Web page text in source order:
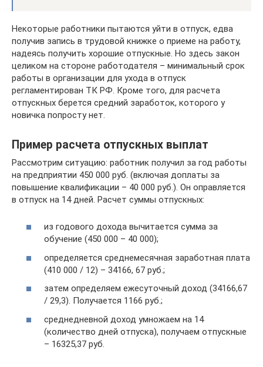
Некоторые работники пытаются уйти в отпуск, едва
получив запись в трудовой книжке о приеме на работу,
надеясь получить хорошие отпускные. Но здесь закон
целиком на стороне работодателя – минимальный срок
работы в организации для ухода в отпуск
регламентирован ТК РФ. Кроме того, для расчета
отпускных берется средний заработок, которого у
новичка попросту нет.
Пример расчета отпускных выплат
Рассмотрим ситуацию: работник получил за год работы
на предприятии 450 000 руб. (включая доплаты за
повышение квалификации – 40 000 руб.). Он оправляется
в отпуск на 14 дней. Расчет суммы отпускных:
из годового дохода вычитается сумма за
обучение (450 000 – 40 000);
определяется среднемесячная заработная плата
(410 000 / 12) – 34166, 67 руб.;
затем определяем ежесуточный доход (34166,67
/ 29,3). Получается 1166 руб.;
среднедневной доход умножаем на 14
(количество дней отпуска), получаем отпускные
– 16325,37 руб.